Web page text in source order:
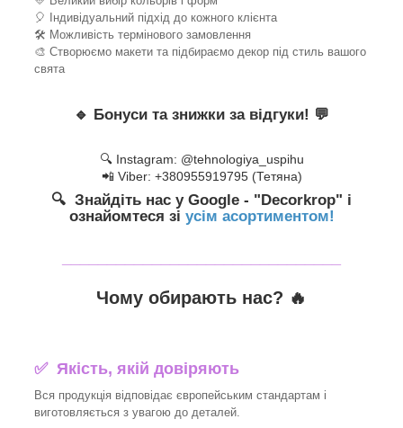
🎈 Індивідуальний підхід до кожного клієнта
🛠 Можливість термінового замовлення
🎨 Створюємо макети та підбираємо декор під стиль вашого
свята
🔹 Бонуси та знижки за відгуки! 💬
🔍 Instagram: @tehnologiya_uspihu
📲 Viber: +380955919795 (Тетяна)
🔍 Знайдіть нас у Google - "Decorkrop" і
ознайомтеся зі усім асортиментом!
Чому обирають нас? 🔥
✅ Якість, якій довіряють
Вся продукція відповідає європейським стандартам і
виготовляється з увагою до деталей.